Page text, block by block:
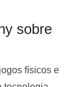
sobre
físicos e